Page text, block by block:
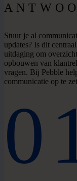
Stuur je al
updates? Is dit
uitdaging om
opbouwen van
vragen. Bij Pebble
communicatie op te